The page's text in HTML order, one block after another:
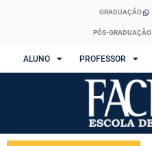
GRADUAÇÃO
PÓS-GRADUAÇÃO
ALUNO PROFESSOR